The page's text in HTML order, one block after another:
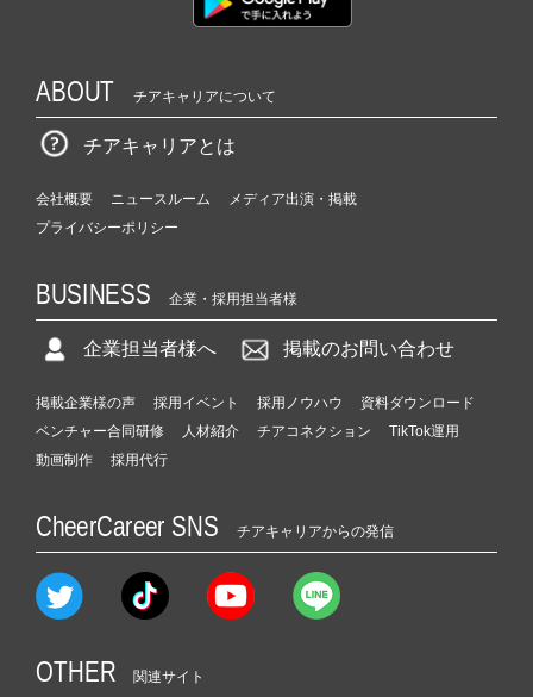
ABOUT チアキャリアについて
チアキャリアとは
会社概要 ニュースルーム
メディア出演・掲載
プライバシーポリシー
BUSINESS 企業・採用担当者様
企業担当者様へ 掲載のお問い合わせ
掲載企業様の声 採用イベント 採用ノウハウ
資料ダウンロード
ベンチャー合同研修
人材紹介 チアコネクション
TikTok運用
動画制作
採用代行
CheerCareer SNS チアキャリアからの発信
OTHER 関連サイト